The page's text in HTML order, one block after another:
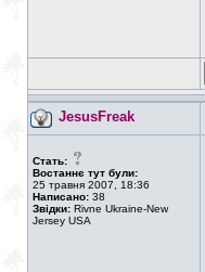
JesusFreak
Стать:
Востаннє тут були:
25 травня 2007, 18:36
Написано: 38
Звідки: Rivne Ukraine-New
Jersey USA